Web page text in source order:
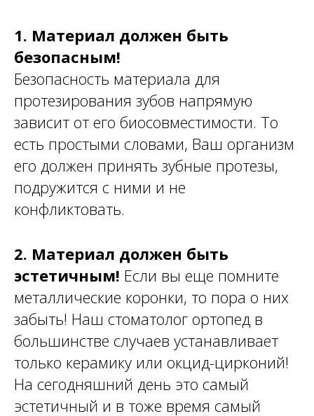
1. Материал должен быть
безопасным!
Безопасность материала для
протезирования зубов напрямую
зависит от его биосовместимости. То
есть простыми словами, Ваш организм
его должен принять зубные протезы,
подружится с ними и не
конфликтовать.
2. Материал должен быть
эстетичным! Если вы еще помните
металлические коронки, то пора о них
забыть! Наш стоматолог ортопед в
большинстве случаев устанавливает
только керамику или окцид-цирконий!
На сегодняшний день это самый
эстетичный и в тоже время самый